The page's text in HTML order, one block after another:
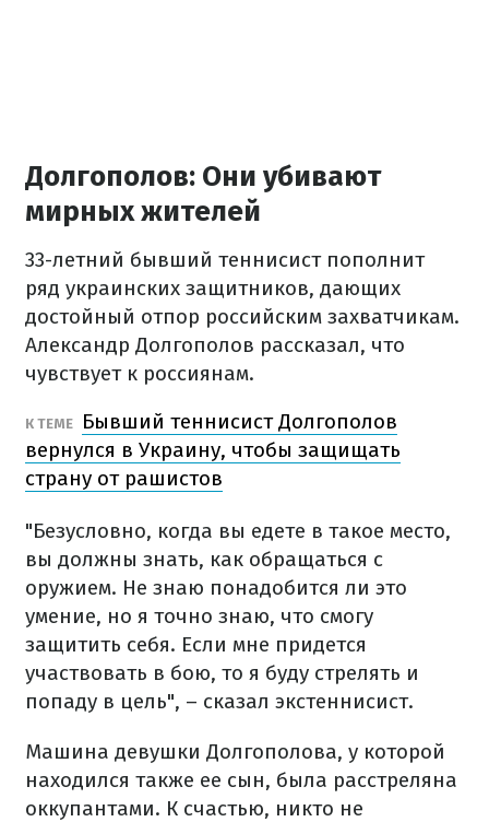
Долгополов: Они убивают
мирных жителей
33-летний бывший теннисист пополнит
ряд украинских защитников, дающих
достойный отпор российским захватчикам.
Александр Долгополов рассказал, что
чувствует к россиянам.
К ТЕМЕ
Бывший теннисист Долгополов
вернулся в Украину, чтобы защищать
страну от рашистов
"Безусловно, когда вы едете в такое место,
вы должны знать, как обращаться с
оружием. Не знаю понадобится ли это
умение, но я точно знаю, что смогу
защитить себя. Если мне придется
участвовать в бою, то я буду стрелять и
попаду в цель", – сказал экстеннисист.
Машина девушки Долгополова, у которой
находился также ее сын, была расстреляна
оккупантами. К счастью, никто не